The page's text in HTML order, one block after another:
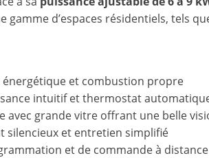
gamme d’espaces résidentiels, tels
et combustion propre
intuitif et thermostat
avec grande vitre offrant une belle
silencieux et entretien simplifié
et de commande à distance